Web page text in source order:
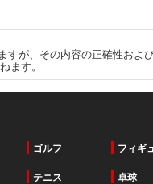
が、その内容の正確性およ
ます。
ゴルフ フィギ
テニス 卓球